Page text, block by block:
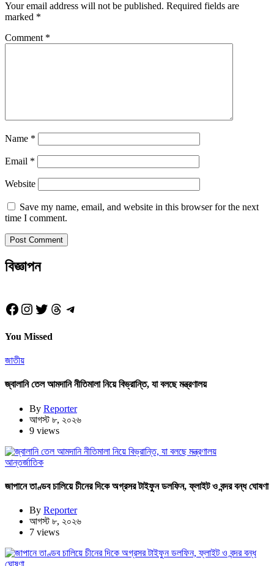
Your email address will not be published. Required fields are
marked *
Comment *
Name *
Email *
Website
Save my name, email, and website in this browser for the next
time I comment.
বিজ্ঞাপন
Facebook
Instagram
Twitter
Threads
Telegram
You Missed
জাতীয়
জ্বালানি তেল আমদানি নীতিমালা নিয়ে বিভ্রান্তি, যা বলছে মন্ত্রণালয়
By Reporter
আগস্ট ৮, ২০২৬
9 views
আন্তর্জাতিক
জাপানে তাণ্ডব চালিয়ে চীনের দিকে অগ্রসর টাইফুন ডলফিন, ফ্লাইট ও বন্দর বন্ধ ঘোষণা
By Reporter
আগস্ট ৮, ২০২৬
7 views